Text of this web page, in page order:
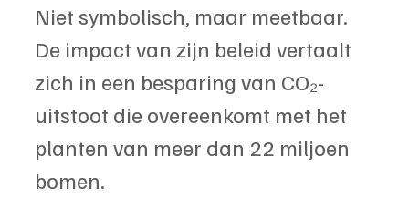
Niet symbolisch, maar meetbaar.
De impact van zijn beleid vertaalt
zich in een besparing van CO₂-
uitstoot die overeenkomt met het
planten van meer dan 22 miljoen
bomen.